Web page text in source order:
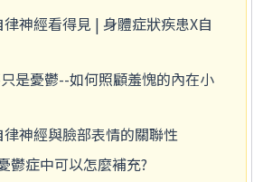
神經看得見 | 身體症狀疾患X自
是憂鬱--如何照顧羞愧的內在小
神經與臉部表情的關聯性
鬱症中可以怎麼補充?